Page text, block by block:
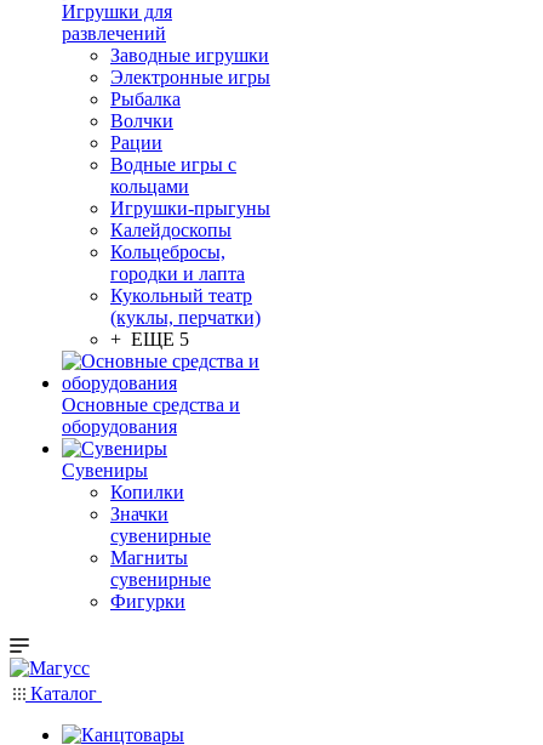
Игрушки для
развлечений
Заводные игрушки
Электронные игры
Рыбалка
Волчки
Рации
Водные игры с
кольцами
Игрушки-прыгуны
Калейдоскопы
Кольцебросы,
городки и лапта
Кукольный театр
(куклы, перчатки)
+ ЕЩЕ 5
Основные средства и
оборудования
Сувениры
Копилки
Значки
сувенирные
Магниты
сувенирные
Фигурки
Каталог